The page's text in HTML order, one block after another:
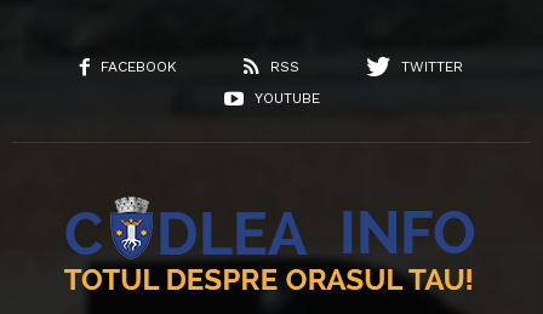
FACEBOOK RSS
TWITTER
YOUTUBE